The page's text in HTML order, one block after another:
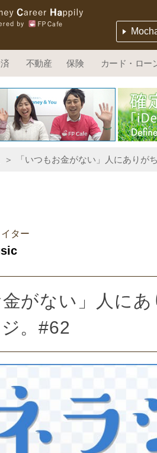
不動産 保険 カード・ロー
「いつもお金がない」人にありが
ター
金がない」人に
。#62